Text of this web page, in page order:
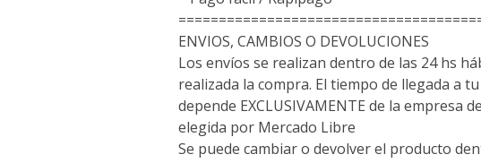
ENVIOS, CAMBIOS O DEVOLUCIONES
Los envíos se realizan dentro de las 24 hs
realizada la compra. El tiempo de llegada a
depende EXCLUSIVAMENTE de la empresa
elegida por Mercado Libre
Se puede cambiar o devolver el producto